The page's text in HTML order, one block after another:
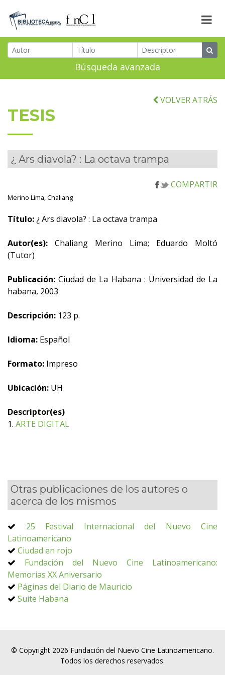
Búsqueda avanzada
VOLVER ATRÁS
TESIS
¿ Ars diavola? : La octava trampa
COMPARTIR
Merino Lima, Chaliang
Título:¿ Ars diavola? : La octava trampa
Autor(es): Chaliang Merino Lima; Eduardo Moltó
(Tutor)
Publicación: Ciudad de La Habana : Universidad de La
habana, 2003
Descripción: 123 p.
Idioma: Español
Formato: Impreso
Ubicación: UH
Descriptor(es)
1. ARTE DIGITAL
Otras publicaciones de los autores o
acerca de los mismos
25 Festival Internacional del Nuevo Cine
Latinoamericano
Ciudad en rojo
Fundación del Nuevo Cine Latinoamericano:
Memorias XX Aniversario
Páginas del Diario de Mauricio
Suite Habana
© Copyright 2026 Fundación del Nuevo Cine Latinoamericano.
Todos los derechos reservados.